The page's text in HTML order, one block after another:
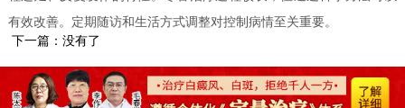
有效改善。定期随访和生活方式调整对控制病情至关重要。
下一篇：没有了